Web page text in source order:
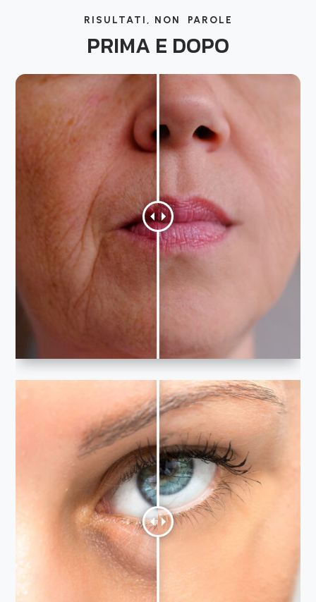
RISULTATI, NON PAROLE
PRIMA E DOPO